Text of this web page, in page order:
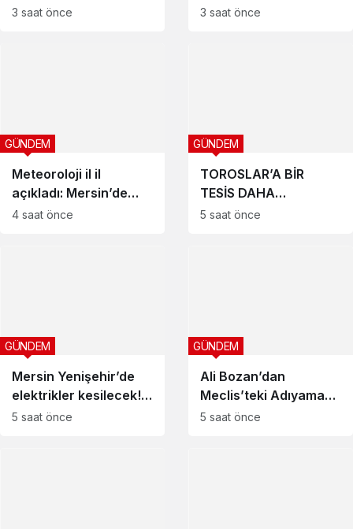
mahallelerde sular
3 saat önce
Dolması Ele Geçirildi
3 saat önce
Meteoroloji il il
açıkladı: Mersin’de
bugün hava nasıl
GÜNDEM
4 saat önce
TOROSLAR’A BİR
TESİS DAHA
KAZANDIRILIYOR
GÜNDEM
5 saat önce
Mersin Yenişehir’de
elektrikler kesilecek!
İşte sokak sokak
GÜNDEM
5 saat önce
Ali Bozan’dan
Meclis’teki Adıyaman
açıklamalarına tepki
GÜNDEM
5 saat önce